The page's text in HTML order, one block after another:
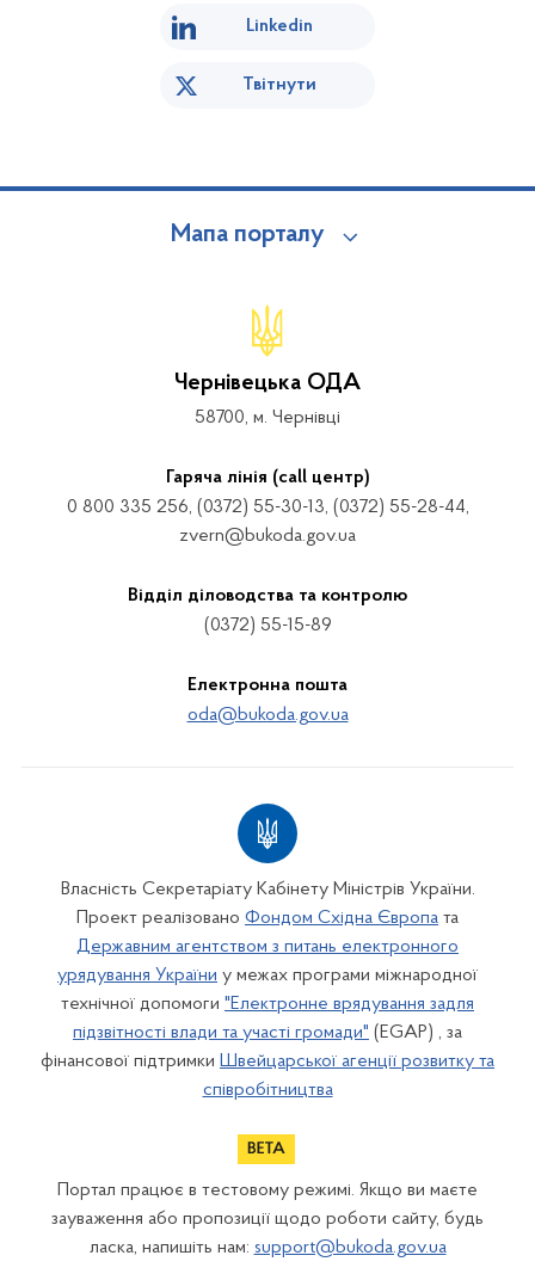
Linkedin
Твітнути
Мапа порталу
Чернівецька ОДА
58700, м. Чернівці
Гаряча лінія (call центр)
0 800 335 256, (0372) 55-30-13, (0372) 55-28-44,
zvern@bukoda.gov.ua
Відділ діловодства та контролю
(0372) 55-15-89
Електронна пошта
oda@bukoda.gov.ua
Власність Секретаріату Кабінету Міністрів України.
Проект реалізовано Фондом Східна Європа та
Державним агентством з питань електронного
урядування України у межах програми міжнародної
технічної допомоги "Електронне врядування задля
підзвітності влади та участі громади" (EGAP) , за
фінансової підтримки Швейцарської агенції розвитку та
співробітництва
Портал працює в тестовому режимі. Якщо ви маєте
зауваження або пропозиції щодо роботи сайту, будь
ласка, напишіть нам: support@bukoda.gov.ua